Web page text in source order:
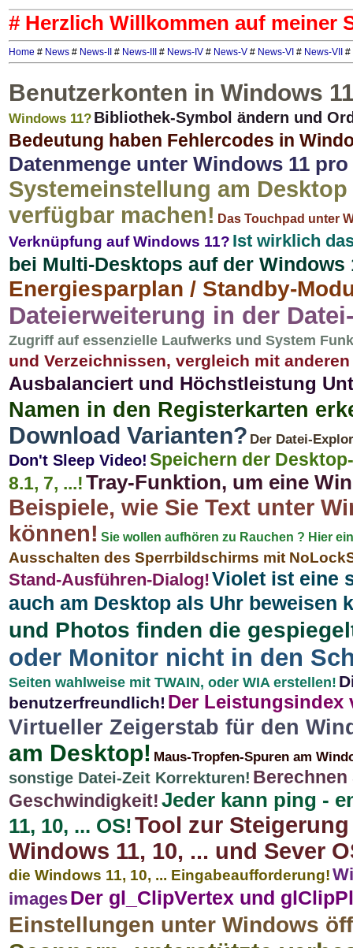
# Herzlich Willkommen auf meiner
Home # News # News-II # News-III # News-IV # News-V # News-VI # News-VII #
Benutzerkonten in Windows
Windows 11? Bibliothek-Symbol ändern und
Bedeutung haben Fehlercodes in
Datenmenge unter Windows 11
Systemeinstellung am
verfügbar machen! Das Touchpad unter
Verknüpfung auf Windows 11? Ist wirklich
bei Multi-Desktops auf der Windows
Energiesparplan / Standby-
Dateierweiterung in der
Zugriff auf essenzielle Laufwerks und System
und Verzeichnissen, vergleich mit
Ausbalanciert und Höchstleistung
Namen in den Registerkarten
Download Varianten? Der Datei-
Don't Sleep Video! Speichern der
8.1, 7, ...!Tray-Funktion, um eine
Beispiele, wie Sie Text unter
können! Sie wollen aufhören zu Rauchen ? Hier
Ausschalten des Sperrbildschirms mit
Stand-Ausführen-Dialog!Violet ist eine
auch am Desktop als Uhr beweisen
und Photos finden die
oder Monitor nicht in den
Seiten wahlweise mit TWAIN, oder WIA erstellen!
benutzerfreundlich! Der Leistungsindex
Virtueller Zeigerstab für den
am Desktop! Maus-Tropfen-Spuren am
sonstige Datei-Zeit Korrekturen! Berechnen
Geschwindigkeit!Jeder kann ping -
11, 10, ... OS!Tool zur
Windows 11, 10, ... und Sever
die Windows 11, 10, ... Eingabeaufforderung!
imagesDer gl_ClipVertex und
Einstellungen unter Windows